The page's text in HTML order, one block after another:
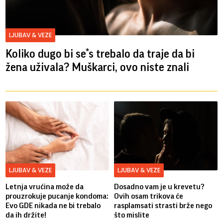
LJUBAV & VEZE
Koliko dugo bi se*s trebalo da traje da bi
žena uživala? Muškarci, ovo niste znali
LJUBAV & VEZE
Letnja vrućina može da
prouzrokuje pucanje kondoma:
Evo GDE nikada ne bi trebalo
da ih držite!
LJUBAV & VEZE
Dosadno vam je u krevetu?
Ovih osam trikova će
rasplamsati strasti brže nego
što mislite